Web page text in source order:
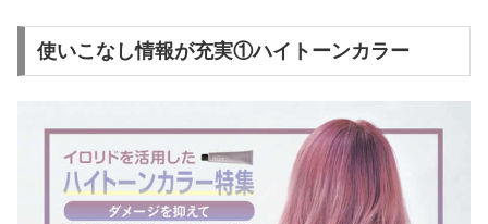
使いこなし情報が充実①ハイトーンカラー